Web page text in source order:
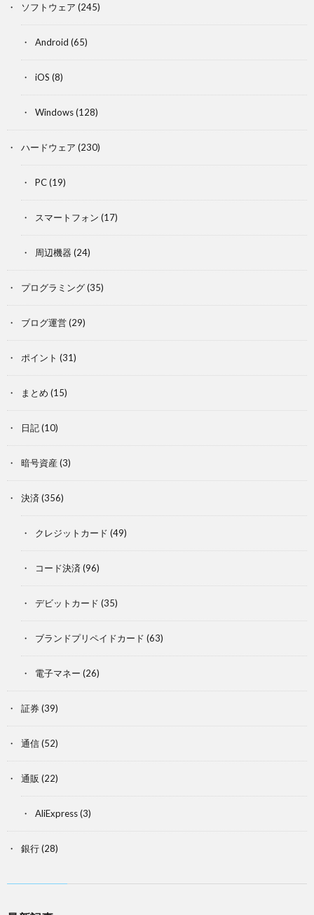
ソフトウェア (245)
Android (65)
iOS (8)
Windows(128)
ハードウェア (230)
PC(19)
スマートフォン (17)
周辺機器 (24)
プログラミング(35)
ブログ運営(29)
ポイント (31)
まとめ (15)
日記(10)
暗号資産 (3)
決済 (356)
クレジットカード (49)
コード決済 (96)
デビットカード (35)
ブランドプリペイドカード (63)
電子マネー (26)
証券(39)
通信(52)
通販 (22)
AliExpress(3)
銀行(28)